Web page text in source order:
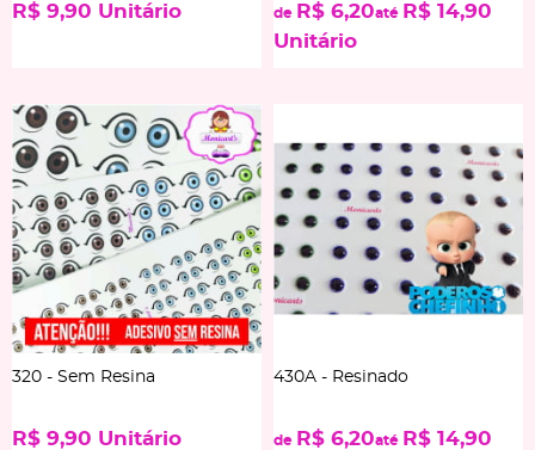
R$ 9,90 Unitário de R$ 6,20até R$ 14,90
Unitário
320 - Sem Resina
R$ 9,90 Unitário
430A - Resinado
de R$ 6,20até R$ 14,90